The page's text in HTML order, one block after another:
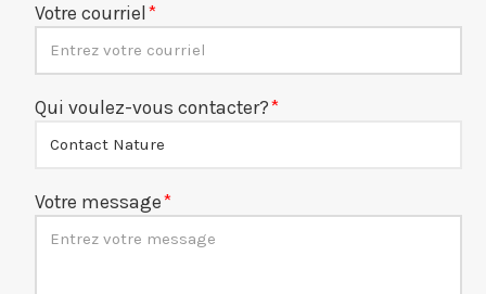
Votre courriel
Qui voulez-vous contacter?
Votre message